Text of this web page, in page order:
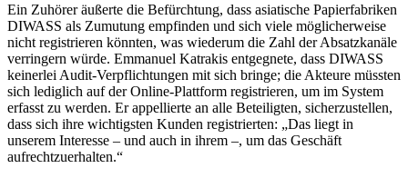
Ein Zuhörer äußerte die Befürchtung, dass asiatische Papierfabriken
DIWASS als Zumutung empfinden und sich viele möglicherweise
nicht registrieren könnten, was wiederum die Zahl der Absatzkanäle
verringern würde. Emmanuel Katrakis entgegnete, dass DIWASS
keinerlei Audit-Verpflichtungen mit sich bringe; die Akteure müssten
sich lediglich auf der Online-Plattform registrieren, um im System
erfasst zu werden. Er appellierte an alle Beteiligten, sicherzustellen,
dass sich ihre wichtigsten Kunden regis­trierten: „Das liegt in
unserem Interesse – und auch in ihrem –, um das Geschäft
aufrechtzuerhalten.“